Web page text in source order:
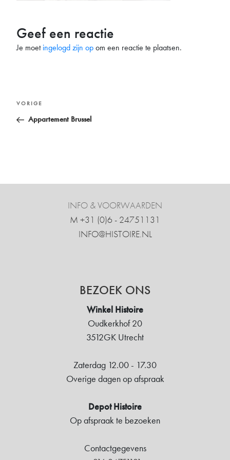
Geef een reactie
Je moetingelogd zijn opom een reactie te plaatsen.
Bericht
navigatie
Vorig
bericht
VORIGE
Appartement Brussel
INFO & VOORWAARDEN
M +31 ‍(0)6 - 24751131
INFO@HISTOIRE.NL
BEZOEK ONS
Winkel Histoire
Oudkerkhof 20
3512GK Utrecht
Zaterdag 12.00 - 17.30
Overige dagen op afspraak
Depot Histoire
Op afspraak te bezoeken
Contactgegevens